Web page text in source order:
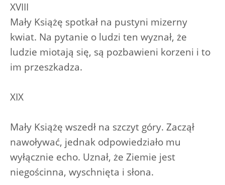
XVIII
Mały Książę spotkał na pustyni mizerny
kwiat. Na pytanie o ludzi ten wyznał, że
ludzie miotają się, są pozbawieni korzeni i to
im przeszkadza.
XIX
Mały Książę wszedł na szczyt góry. Zaczął
nawoływać, jednak odpowiedziało mu
wyłącznie echo. Uznał, że Ziemie jest
niegościnna, wyschnięta i słona.